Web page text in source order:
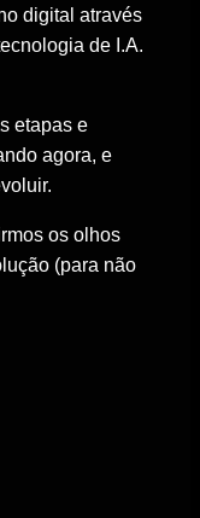
digital através
de I.A.
etapas e
agora, e
.
os olhos
(para não